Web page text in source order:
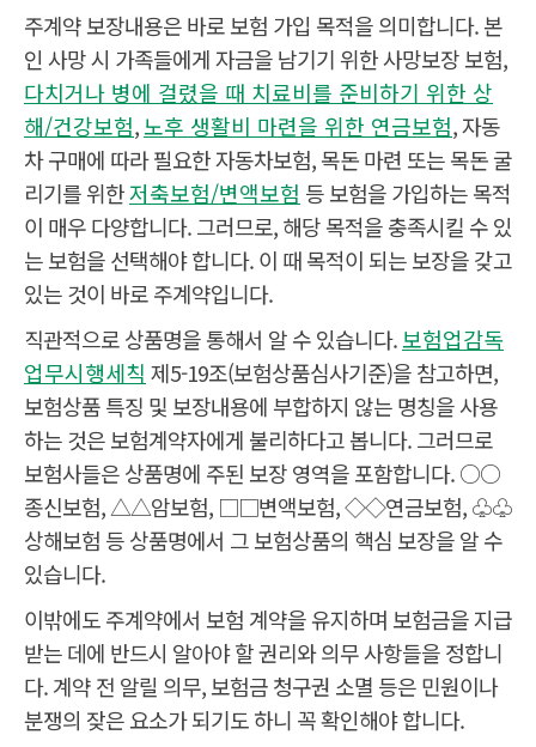
주계약 보장내용은 바로 보험 가입 목적을 의미합니다. 본
인 사망 시 가족들에게 자금을 남기기 위한 사망보장 보험,
다치거나 병에 걸렸을 때 치료비를 준비하기 위한 상
해/건강보험,노후 생활비 마련을 위한 연금보험, 자동
차 구매에 따라 필요한 자동차보험, 목돈 마련 또는 목돈 굴
리기를 위한저축보험/변액보험 등 보험을 가입하는 목적
이 매우 다양합니다. 그러므로, 해당 목적을 충족시킬 수 있
는 보험을 선택해야 합니다. 이 때 목적이 되는 보장을 갖고
있는 것이 바로 주계약입니다.
직관적으로 상품명을 통해서 알 수 있습니다.보험업감독
업무시행세칙 제5-19조(보험상품심사기준)을 참고하면,
보험상품 특징 및 보장내용에 부합하지 않는 명칭을 사용
하는 것은 보험계약자에게 불리하다고 봅니다. 그러므로
보험사들은 상품명에 주된 보장 영역을 포함합니다. ○○
종신보험, △△암보험, □□변액보험, ◇◇연금보험, ♧♧
상해보험 등 상품명에서 그 보험상품의 핵심 보장을 알 수
있습니다.
이밖에도 주계약에서 보험 계약을 유지하며 보험금을 지급
받는 데에 반드시 알아야 할 권리와 의무 사항들을 정합니
다. 계약 전 알릴 의무, 보험금 청구권 소멸 등은 민원이나
분쟁의 잦은 요소가 되기도 하니 꼭 확인해야 합니다.